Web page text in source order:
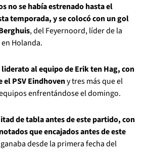
no se había estrenado hasta el
temporada, y se colocó con un gol
, del Feyernoord, líder de la
Holanda.
al equipo de Erik ten Hag, con
el PSV Eindhoveny tres más que el
enfrentándose el domingo.
de tabla antes de este partido, con
que encajados antes de este
desde la primera fecha del